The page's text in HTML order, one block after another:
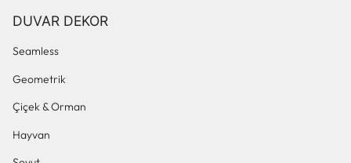
DUVAR DEKOR
Seamless
Geometrik
Çiçek & Orman
Hayvan